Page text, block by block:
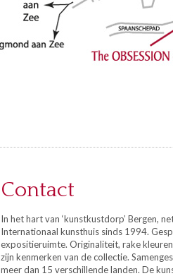
Contact
In het hart van ‘kunstkustdorp’ Bergen,
Internationaal kunsthuis sinds 1994.
expositieruimte. Originaliteit, rake
zijn kenmerken van de collectie.
meer dan 15 verschillende landen. De